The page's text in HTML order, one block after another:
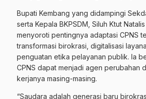
Bupati Kembang yang didampingi
serta Kepala BKPSDM, Siluh Ktut
menyoroti pentingnya adaptasi CPNS
transformasi birokrasi, digitalisasi
penguatan etika pelayanan publik. Ia
CPNS dapat menjadi agen perubahan
kerjanya masing-masing.
“Saudara adalah generasi baru